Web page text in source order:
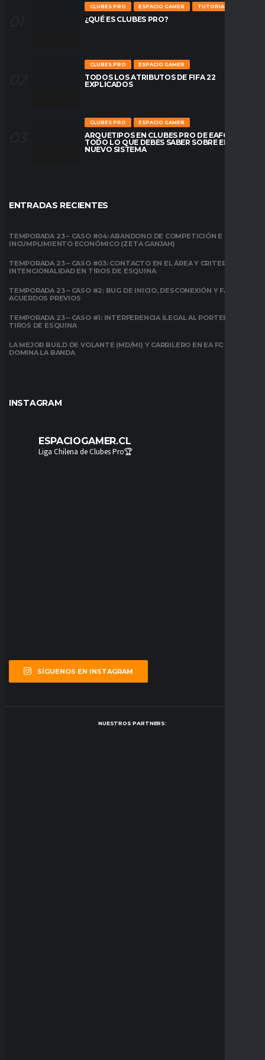
CLUBES PRO ESPACIO GAMER TUTORIALES
¿QUÉ ES CLUBES PRO?
CLUBES PRO ESPACIO GAMER
TODOS LOS ATRIBUTOS DE FIFA 22
EXPLICADOS
CLUBES PRO ESPACIO GAMER
ARQUETIPOS EN CLUBES PRO DE EAFC26:
TODO LO QUE DEBES SABER SOBRE EL
NUEVO SISTEMA
ENTRADAS RECIENTES
TEMPORADA 23 – CASO #04: ABANDONO DE COMPETICIÓN E
INCUMPLIMIENTO ECONÓMICO (ZETA GANJAH)
TEMPORADA 23 – CASO #03: CONTACTO EN EL ÁREA Y CRITERIO DE
INTENCIONALIDAD EN TIROS DE ESQUINA
TEMPORADA 23 – CASO #2: BUG DE INICIO, DESCONEXIÓN Y FALTA DE
ACUERDOS PREVIOS
TEMPORADA 23 – CASO #1: INTERFERENCIA ILEGAL AL PORTERO EN
TIROS DE ESQUINA
LA MEJOR BUILD DE VOLANTE (MD/MI) Y CARRILERO EN EA FC 26:
DOMINA LA BANDA
INSTAGRAM
ESPACIOGAMER.CL
Liga Chilena de Clubes Pro🏆
SÍGUENOS EN INSTAGRAM
NUESTROS PARTNERS: